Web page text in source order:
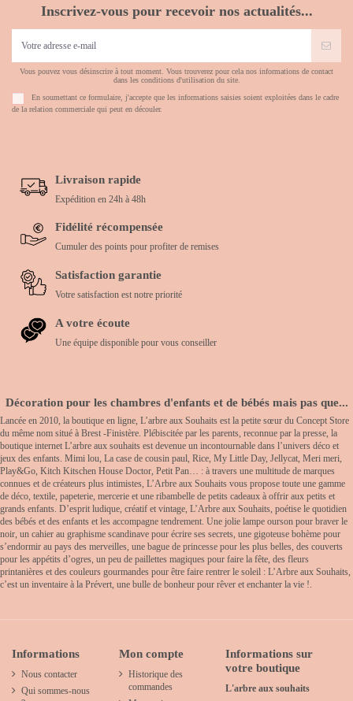
Inscrivez-vous pour recevoir nos actualités...
Vous pouvez vous désinscrire à tout moment. Vous trouverez pour cela nos informations de contact
dans les conditions d'utilisation du site.
En soumettant ce formulaire, j'accepte que les informations saisies soient exploitées dans le cadre
de la relation commerciale qui peut en découler.
Livraison rapide
Expédition en 24h à 48h
Fidélité récompensée
Cumuler des points pour profiter de remises
Satisfaction garantie
Votre satisfaction est notre priorité
A votre écoute
Une équipe disponible pour vous conseiller
Décoration pour les chambres d'enfants et de bébés mais pas que...
Lancée en 2010, la boutique en ligne, L’arbre aux Souhaits est la petite sœur du Concept Store
du même nom situé à Brest -Finistère. Plébiscitée par les parents, reconnue par la presse, la
boutique internet L’arbre aux souhaits est devenue un incontournable dans l’univers déco et
jeux des enfants. Mimi lou, La case de cousin paul, Rice, My Little Day, Jellycat, Meri meri,
Play&Go, Kitch Kitschen House Doctor, Petit Pan… : à travers une multitude de marques
connues et de créateurs plus intimistes, L’Arbre aux Souhaits vous propose toute une gamme
de déco, textile, papeterie, mercerie et une ribambelle de petits cadeaux à offrir aux petits et
grands enfants. D’esprit ludique, créatif et vintage, L’Arbre aux Souhaits, poétise le quotidien
des bébés et des enfants et les accompagne tendrement. Une jolie lampe ourson pour braver le
noir, un cahier au graphisme scandinave pour écrire ses secrets, une gigoteuse bohème pour
s’endormir au pays des merveilles, une bague de princesse pour les plus belles, des couverts
pour les appétits d’ogres, un peu de paillettes magiques pour faire la fête, des fleurs
printanières et des couleurs gourmandes pour être faire rentrer le soleil : L’Arbre aux Souhaits,
c’est un inventaire à la Prévert, une bulle de bonheur pour rêver et enchanter la vie !.
Informations
Nous contacter
Qui sommes-nous
Mon compte
Historique des
commandes
Informations sur
votre boutique
L'arbre aux souhaits